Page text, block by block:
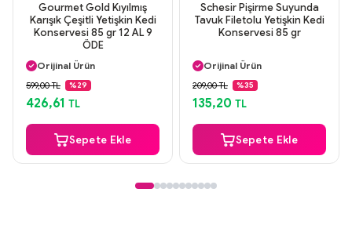
Gourmet Gold Kıyılmış
Karışık Çeşitli Yetişkin Kedi
Konservesi 85 gr 12 AL 9
ÖDE
Aynı Gün Kargo
Orijinal Ürün
Güvenli Ödeme
Aynı Gün Kargo
599,00 TL %29
426,61 TL
Sepete Ekle
Schesir Pişirme Suyunda
Tavuk Filetolu Yetişkin Kedi
Konservesi 85 gr
Orijinal Ürün
Güvenli Ödeme
Aynı Gün Kargo
209,00 TL %35
135,20 TL
Sepete Ekle